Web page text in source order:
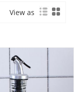
View as